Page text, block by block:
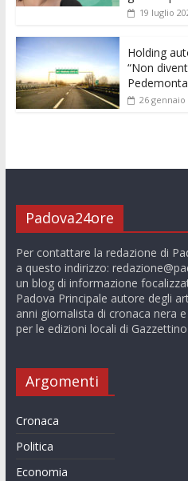
19 luglio
Holding
“Non
26 gennaio
Padova24ore
Per contattare la redazione di
a questo indirizzo:
un blog di informazione
Padova Principale autore degli
anni giornalista di cronaca nera
per le edizioni locali di
Argomenti
Cronaca
Politica
Economia